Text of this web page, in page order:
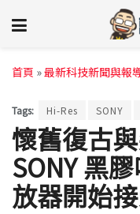
首頁 »最新科技新聞與報
Tags: Hi-Res SONY
懷舊復古
SONY 黑
放器開始